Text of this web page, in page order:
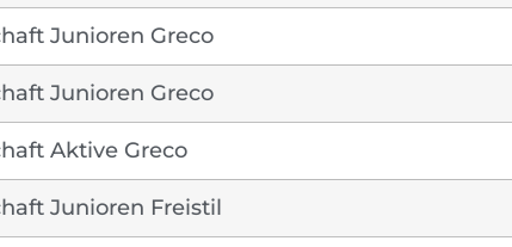
Junioren Greco
Junioren Greco
Aktive Greco
Junioren Freistil